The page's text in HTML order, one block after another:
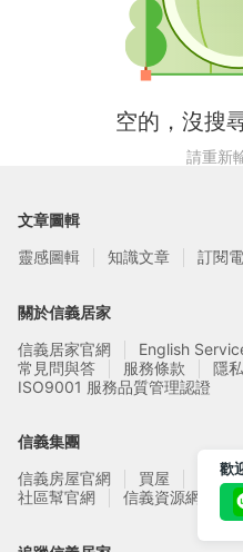
空的，沒搜
請重新
文章圖輯
靈感圖輯
知識文章 訂閱
關於信義居家
信義居家官網
English
常見問與答
服務條款
隱
ISO9001 服務品質管理認證
信義集團
信義房屋官網
買屋 賣屋
社區幫官網
信義資源網站